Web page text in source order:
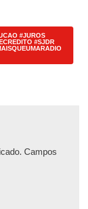
#JUROS
#SJDR
Campos